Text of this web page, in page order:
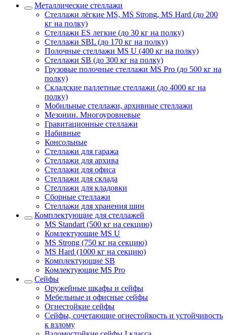
Металлические стеллажи
Стеллажи лёгкие MS, MS Strong, MS Hard (до 200
кг на полку)
Стеллажи ES легкие (до 30 кг на полку)
Стеллажи SBL (до 170 кг на полку)
Полочные стеллажи MS U (400 кг на полку)
Стеллажи SB (до 300 кг на полку)
Грузовые полочные стеллажи MS Pro (до 500 кг на
полку)
Складские паллетные стеллажи (до 4000 кг на
полку)
Мобильные стеллажи, архивные стеллажи
Мезонин. Многоуровневые
Гравитационные стеллажи
Набивные
Консольные
Стеллажи для гаража
Стеллажи для архива
Стеллажи для офиса
Стеллажи для склада
Стеллажи для кладовки
Сборные стеллажи
Стеллажи для хранения шин
Комплектующие для стеллажей
MS Standart (500 кг на секцию)
Комлектующие MS U
MS Strong (750 кг на секцию)
MS Hard (1000 кг на секцию)
Комплектующие SB
Комлектующие MS Pro
Сейфы
Оружейные шкафы и сейфы
Мебельные и офисные сейфы
Огнестойкие сейфы
Сейфы, сочетающие огнестойкость и устойчивость
к взлому